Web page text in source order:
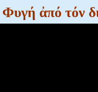
Φυγή ἀπό τόν